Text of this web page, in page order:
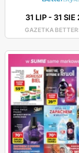
31 LIP- 31
GAZETKA